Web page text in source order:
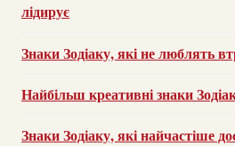
лідирує
Знаки Зодіаку, які не люблять
Найбільш креативні знаки
Знаки Зодіаку, які найчастіше